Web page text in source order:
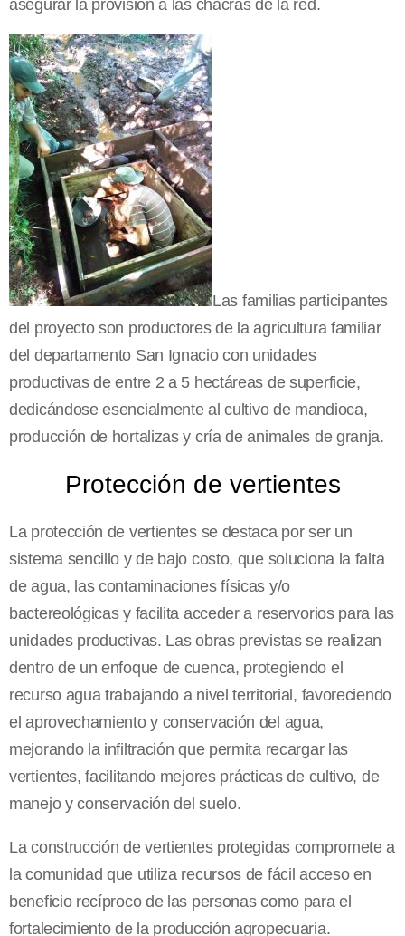
asegurar la provisión a las chacras de la red.
Las familias participantes
del proyecto son productores de la agricultura familiar
del departamento San Ignacio con unidades
productivas de entre 2 a 5 hectáreas de superficie,
dedicándose esencialmente al cultivo de mandioca,
producción de hortalizas y cría de animales de granja.
Protección de vertientes
La protección de vertientes se destaca por ser un
sistema sencillo y de bajo costo, que soluciona la falta
de agua, las contaminaciones físicas y/o
bactereológicas y facilita acceder a reservorios para las
unidades productivas. Las obras previstas se realizan
dentro de un enfoque de cuenca, protegiendo el
recurso agua trabajando a nivel territorial, favoreciendo
el aprovechamiento y conservación del agua,
mejorando la infiltración que permita recargar las
vertientes, facilitando mejores prácticas de cultivo, de
manejo y conservación del suelo.
La construcción de vertientes protegidas compromete a
la comunidad que utiliza recursos de fácil acceso en
beneficio recíproco de las personas como para el
fortalecimiento de la producción agropecuaria.